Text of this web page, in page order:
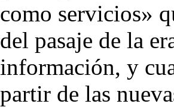
como servicios»
del pasaje de la
información, y
partir de las